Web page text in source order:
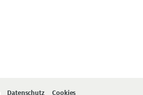
Datenschutz Cookies